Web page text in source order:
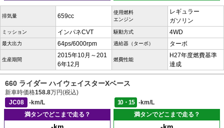
排気量 659cc
使用燃料
エンジン
レギュラー
ガソリン
ミッション インパネCVT 駆動方式 4WD
最大出力 64ps/6000rpm 過給器（ターボ） ターボ
生産期間
2015年10月～201
6年12月
燃費性能
H27年度燃費基準
達成
660 ライダー ハイウェイスターXベース
新車時価格158.8万円(税込)
JC08
-km/L 10・15
-km/L
満タンでどこまで走る？
満タンでどこまで走る？